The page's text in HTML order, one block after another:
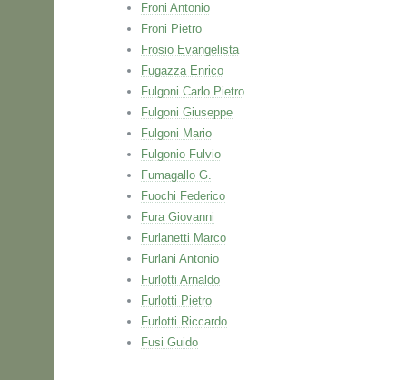
Froni Antonio
Froni Pietro
Frosio Evangelista
Fugazza Enrico
Fulgoni Carlo Pietro
Fulgoni Giuseppe
Fulgoni Mario
Fulgonio Fulvio
Fumagallo G.
Fuochi Federico
Fura Giovanni
Furlanetti Marco
Furlani Antonio
Furlotti Arnaldo
Furlotti Pietro
Furlotti Riccardo
Fusi Guido